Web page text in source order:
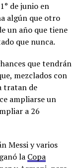
de junio en
algún que otro
un año que tiene
que nunca.
que tendrán
mezclados con
tratan de
ampliarse un
a 26
Messi y varios
la Copa